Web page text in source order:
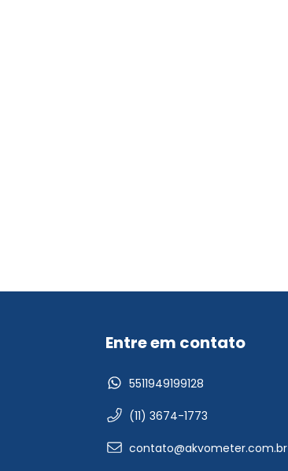
Entre em contato
5511949199128
(11) 3674-1773
contato@akvometer.com.br